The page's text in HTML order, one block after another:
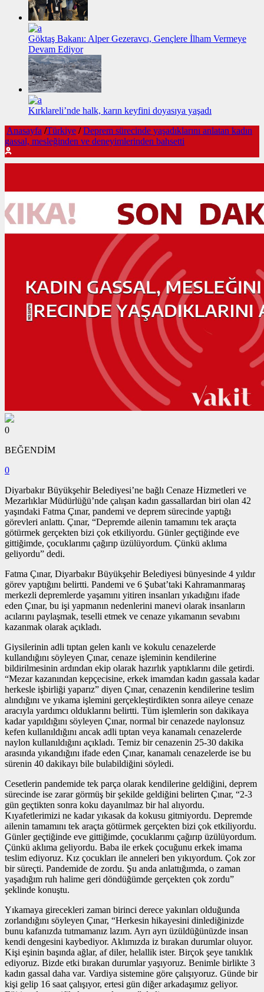
Göktaş Bakanı: Alper Gezeravcı, Gençlere İlham Vermeye
Devam Ediyor
Kırklareli’nde halk, karın keyfini doyasıya yaşadı
Anasayfa /Türkiye / Deprem sürecinde yaşadıklarını anlatan kadın
gassal, mesleğinden ve deneyimlerinden bahsetti
0
BEĞENDİM
0
Diyarbakır Büyükşehir Belediyesi’ne bağlı Cenaze Hizmetleri ve
Mezarlıklar Müdürlüğü’nde çalışan kadın gassallardan biri olan 42
yaşındaki Fatma Çınar, pandemi ve deprem sürecinde yaptığı
görevleri anlattı. Çınar, “Depremde ailenin tamamını tek araçta
götürmek gerçekten bizi çok etkiliyordu. Günler geçtiğinde eve
gittiğimde, çocuklarımı çağırıp üzülüyordum. Çünkü aklıma
geliyordu” dedi.
Fatma Çınar, Diyarbakır Büyükşehir Belediyesi bünyesinde 4 yıldır
görev yaptığını belirtti. Pandemi ve 6 Şubat’taki Kahramanmaraş
merkezli depremlerde yaşamını yitiren insanları yıkadığını ifade
eden Çınar, bu işi yapmanın nedenlerini manevi olarak insanların
acılarını paylaşmak, teselli etmek ve cenaze yıkamanın sevabını
kazanmak olarak açıkladı.
Giysilerinin adli tıptan gelen kanlı ve kokulu cenazelerde
kullandığını söyleyen Çınar, cenaze işleminin kendilerine
bildirilmesinin ardından ekip olarak hazırlık yaptıklarını dile getirdi.
“Mezar kazanından kepçecisine, erkek imamdan kadın gassala kadar
herkesle işbirliği yaparız” diyen Çınar, cenazenin kendilerine teslim
alındığını ve yıkama işlemini gerçekleştirdikten sonra aileye cenaze
aracıyla yardımcı olduklarını belirtti. Tüm işlemlerin son dakikaya
kadar yapıldığını söyleyen Çınar, normal bir cenazede naylonsuz
kefen kullanıldığını ancak adli tıptan veya kanamalı cenazelerde
naylon kullanıldığını açıkladı. Temiz bir cenazenin 25-30 dakika
arasında yıkandığını ifade eden Çınar, kanamalı cenazelerde ise bu
sürenin 40 dakikayı bile bulabildiğini söyledi.
Cesetlerin pandemide tek parça olarak kendilerine geldiğini, deprem
sürecinde ise zarar görmüş bir şekilde geldiğini belirten Çınar, “2-3
gün geçtikten sonra koku dayanılmaz bir hal alıyordu.
Kıyafetlerimizi ne kadar yıkasak da kokusu gitmiyordu. Depremde
ailenin tamamını tek araçta götürmek gerçekten bizi çok etkiliyordu.
Günler geçtiğinde eve gittiğimde, çocuklarımı çağırıp üzülüyordum.
Çünkü aklıma geliyordu. Baba ile erkek çocuğunu erkek imama
teslim ediyoruz. Kız çocukları ile anneleri ben yıkıyordum. Çok zor
bir süreçti. Pandemide de zordu. Şu anda anlattığımda, o zaman
yaşadığım ruh halime geri döndüğümde gerçekten çok zordu”
şeklinde konuştu.
Yıkamaya girecekleri zaman birinci derece yakınları olduğunda
zorlandığını söyleyen Çınar, “Herkesin hikayesini dinlediğinizde
bunu kafanızda tutmamanız lazım. Ayrı ayrı üzüldüğünüzde insan
kendi dengesini kaybediyor. Aklımızda iz bırakan durumlar oluyor.
Kişi eşinin başında ağlar, af diler, helallik ister. Birçok şeye tanıklık
ediyoruz. Bizde etki bırakan durumlar yaşıyoruz. Benimle birlikte 3
kadın gassal daha var. Vardiya sistemine göre çalışıyoruz. Günde bir
kişi gelip 16 saat çalışıyor, ertesi gün diğer arkadaşımız geliyor.